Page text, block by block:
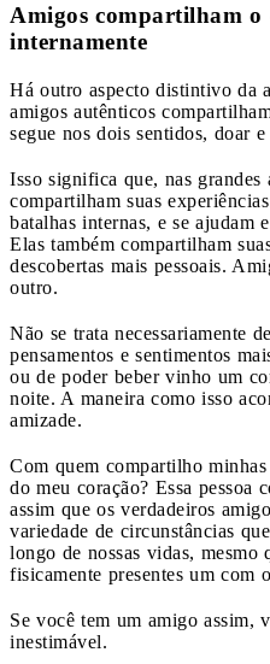
Amigos compartilham o
internamente
Há outro aspecto distintivo da
amigos autênticos
segue nos dois sentidos, doar e
Isso significa que, nas grandes
compartilham suas
batalhas internas, e se ajudam
Elas também compartilham
descobertas mais pessoais.
outro.
Não se trata necessariamente
pensamentos e sentimentos
ou de poder beber vinho um
noite. A maneira como isso
amizade.
Com quem compartilho
do meu coração? Essa pessoa
assim que os verdadeiros
variedade de circunstâncias
longo de nossas vidas, mesmo
fisicamente presentes um com
Se você tem um amigo assim,
inestimável.